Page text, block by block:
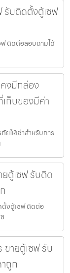
รับติดตั้งตู้เซฟ
ติดต่อสอบถามได้
งมีกล่อง
เก็บของมีค่า
ให้เช่าสำหรับการ
ตู้เซฟ รับติด
ตั้งตู้เซฟ ติดต่อ
ขายตู้เซฟ รับ
ถูก